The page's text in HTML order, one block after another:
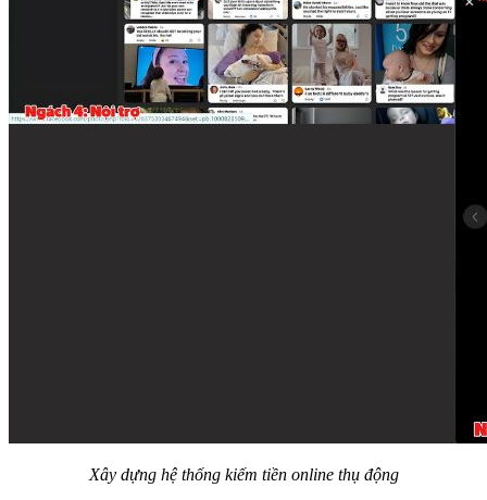
Xây dựng hệ thống kiếm tiền online thụ động